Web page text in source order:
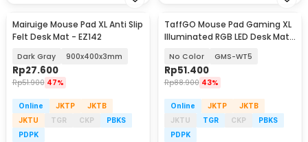
Mairuige Mouse Pad XL Anti Slip
Felt Desk Mat - EZ142
Dark Gray 900x400x3mm
Rp27.600
Rp51.900 47%
Online JKTP
JKTB
JKTU
TGR CKP
PBKS
PDPK
TaffGO Mouse Pad Gaming XL
Illuminated RGB LED Desk Mat
No Color GMS-WT5
Rp51.400
Rp88.900 43%
Online JKTP
JKTB
JKTU
TGR CKP
PBKS
PDPK